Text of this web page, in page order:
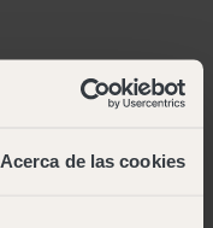
Acerca de las cookies